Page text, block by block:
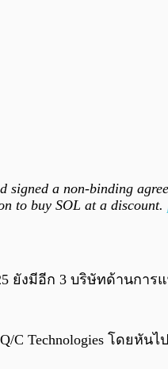
signed a non-binding
to buy SOL at a discount.
ยังมีอีก 3 บริษัทด้านก
C Technologies โดยหั